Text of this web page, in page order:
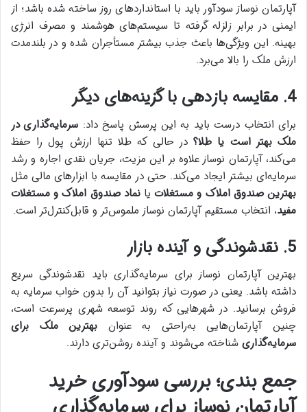
آپارتمان نوساز سودآور باید با استانداردهای روز ساخته شده باشد؛ از
ایمنی در برابر زلزله گرفته تا سیستم‌های هوشمند و مصرف انرژی
بهینه. این ویژگی‌ها باعث جذب بیشتر مستأجران شده و در بلندمدت
ارزش ملک را بالا می‌برد.
4. مقایسه بازدهی با گزینه‌های دیگر
برای انتخاب درست باید به این پرسش پاسخ داد: سرمایه‌گذاری در
ملک بهتر است یا طلا؟در حالی که طلا تنها ارزش پول را حفظ
می‌کند، آپارتمان نوساز علاوه بر این مزیت، جریان نقدی اجاره و رشد
سرمایه‌ای بیشتر ایجاد می‌کند. حتی در مقایسه با ابزارهای مالی مثل
بهترین صندوق املاک و مستغلاتیانماد صندوق املاک و مستغلات
مفید، انتخاب مستقیم آپارتمان نوساز ملموس‌تر و قابل‌کنترل‌تر است.
5. نقدشوندگی و آینده بازار
بهترین آپارتمان نوساز برای سرمایه‌گذاری باید نقدشوندگی سریع
داشته باشد. یعنی در صورت نیاز بتوانید آن را بدون خواب سرمایه به
فروش برسانید. در شهرهایی که روند توسعه شهری پرسرعت است،
چنین آپارتمان‌هایی به‌راحتی به عنوان بهترین ملک برای
سرمایه‌گذاری شناخته می‌شوند و آینده روشن‌تری دارند.
جمع بندی؛ بررسی سودآوری خرید